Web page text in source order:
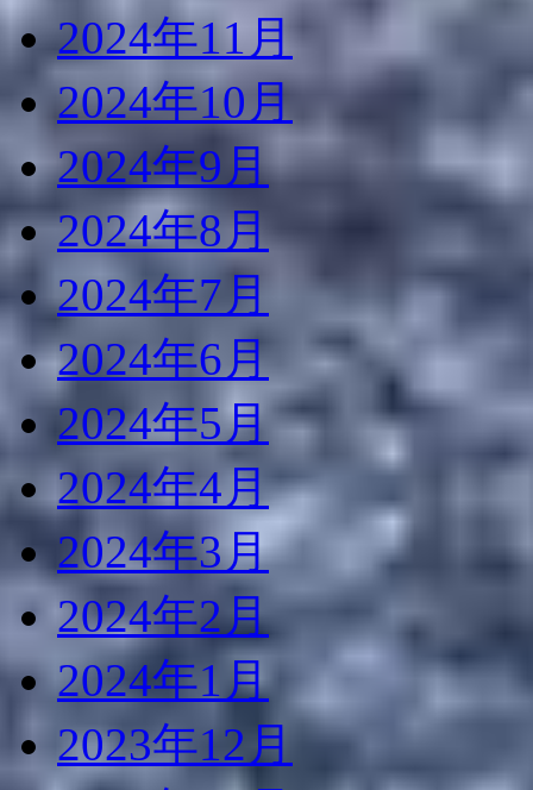
2024年11月
2024年10月
2024年9月
2024年8月
2024年7月
2024年6月
2024年5月
2024年4月
2024年3月
2024年2月
2024年1月
2023年12月